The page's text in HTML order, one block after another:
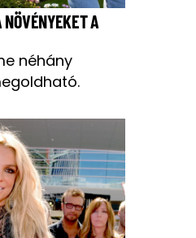
NÖVÉNYEKET A
néhány